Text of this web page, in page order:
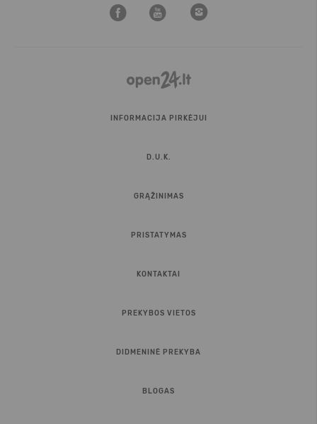
INFORMACIJA PIRKĖJUI
D.U.K.
GRĄŽINIMAS
PRISTATYMAS
KONTAKTAI
PREKYBOS VIETOS
DIDMENINĖ PREKYBA
BLOGAS